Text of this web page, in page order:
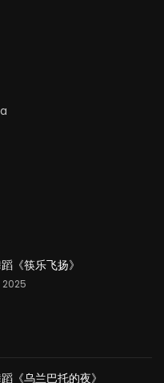
《筷乐飞扬》
2025
《乌兰巴托的夜》